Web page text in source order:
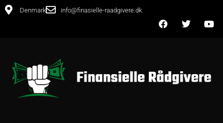
Denmark info@finasielle-raadgivere.dk